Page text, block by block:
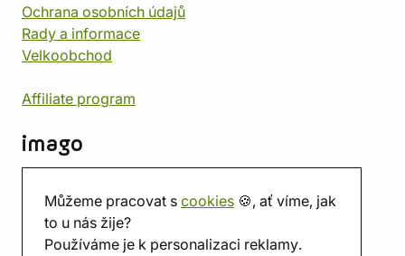
Můžeme pracovat s cookies 🍪, ať víme, jak
to u nás žije?
Používáme je k personalizaci reklamy.
Ochrana osobních údajů
Rady a informace
Velkoobchod
Affiliate program
imago
Prodejna
Herna
O nás